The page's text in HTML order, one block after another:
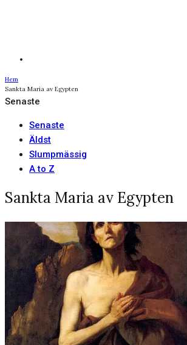
Hem
Sankta Maria av Egypten
Senaste
Senaste
Äldst
Slumpmässig
A to Z
Sankta Maria av Egypten